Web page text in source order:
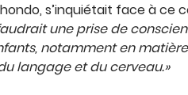
s’inquiétait face à ce
une prise de
notamment en
langage et du cerveau.»